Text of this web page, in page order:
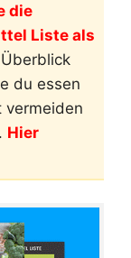
die
Liste als
du essen
vermeiden
Hier